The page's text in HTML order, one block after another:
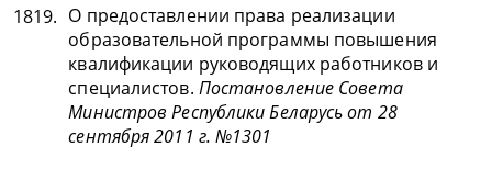
1819. О предоставлении права реализации
образовательной программы повышения
квалификации руководящих работников и
специалистов. Постановление Совета
Министров Республики Беларусь от 28
сентября 2011 г. №1301